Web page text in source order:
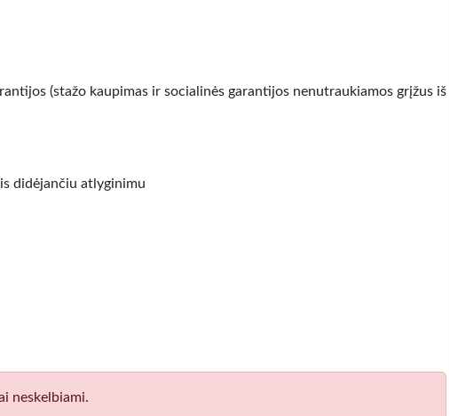
(stažo kaupimas ir socialinės garantijos nenutraukiamos grįžus iš
didėjančiu atlyginimu
neskelbiami.